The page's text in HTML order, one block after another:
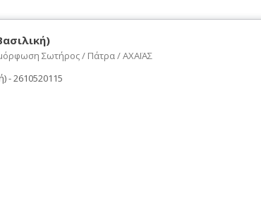
Σωτήρος / Πάτρα / ΑΧΑΪΑΣ
- 2610520115